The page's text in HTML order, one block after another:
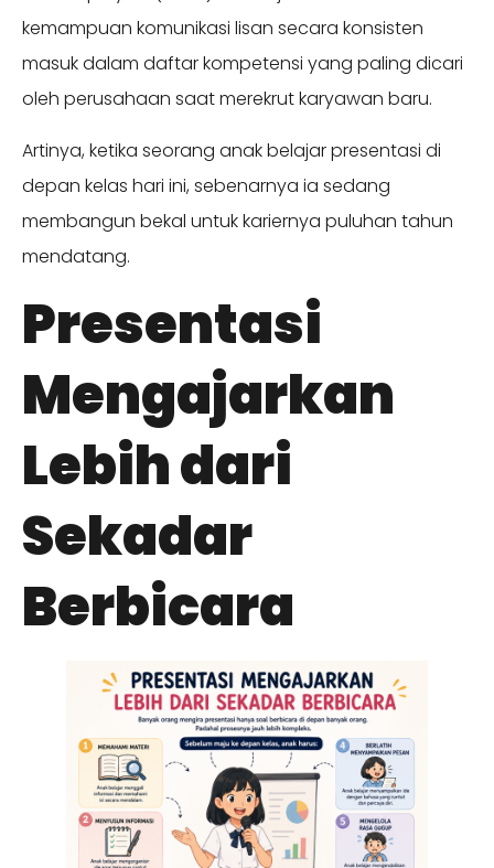
kemampuan komunikasi lisan secara konsisten
masuk dalam daftar kompetensi yang paling dicari
oleh perusahaan saat merekrut karyawan baru.
Artinya, ketika seorang anak belajar presentasi di
depan kelas hari ini, sebenarnya ia sedang
membangun bekal untuk kariernya puluhan tahun
mendatang.
Presentasi
Mengajarkan
Lebih dari
Sekadar
Berbicara